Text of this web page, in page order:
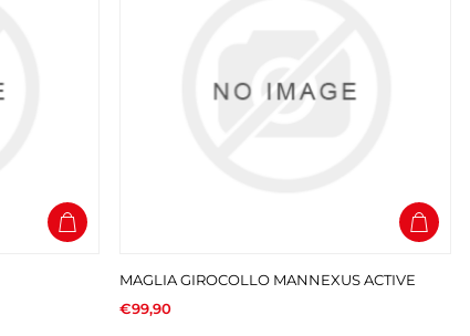
MAGLIA GIROCOLLO MANNEXUS ACTIVE
€99,90